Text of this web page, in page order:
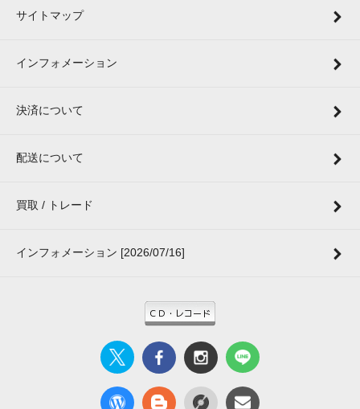
サイトマップ
インフォメーション
決済について
配送について
買取 / トレード
インフォメーション [2026/07/16]